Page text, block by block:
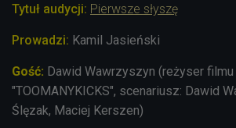
Tytuł audycji: Pierwsze słyszę
Prowadzi: Kamil Jasieński
Gość: Dawid Wawrzyszyn (reżyser filmu
"TOOMANYKICKS", scenariusz: Dawid
Ślęzak, Maciej Kerszen)